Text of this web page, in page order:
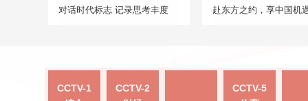
对话时代标志 记录思考丰度
赴东方之约，享中国机
CCTV-1
CCTV-2
CCTV-5